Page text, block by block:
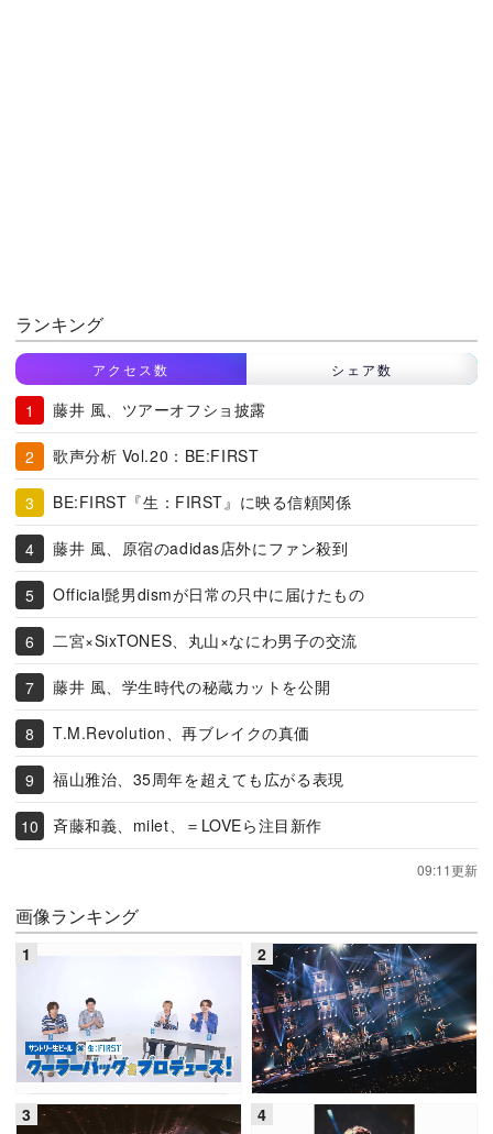
ランキング
アクセス数 シェア数
藤井 風、ツアーオフショ披露
歌声分析 Vol.20：BE:FIRST
BE:FIRST『生：FIRST』に映る信頼関係
藤井 風、原宿のadidas店外にファン殺到
Official髭男dismが日常の只中に届けたもの
二宮×SixTONES、丸山×なにわ男子の交流
藤井 風、学生時代の秘蔵カットを公開
T.M.Revolution、再ブレイクの真価
福山雅治、35周年を超えても広がる表現
斉藤和義、milet、＝LOVEら注目新作
09:11更新
画像ランキング